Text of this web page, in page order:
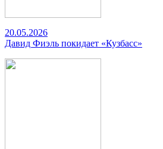
20.05.2026
Давид Фиэль покидает «Кузбасс»